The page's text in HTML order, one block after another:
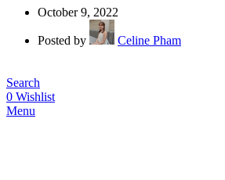
October 9, 2022
Posted by Celine Pham